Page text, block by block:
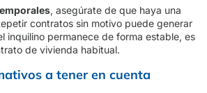
, asegúrate de que haya una
contratos sin motivo puede generar
inquilino permanece de forma estable, es
de vivienda habitual.
a tener en cuenta